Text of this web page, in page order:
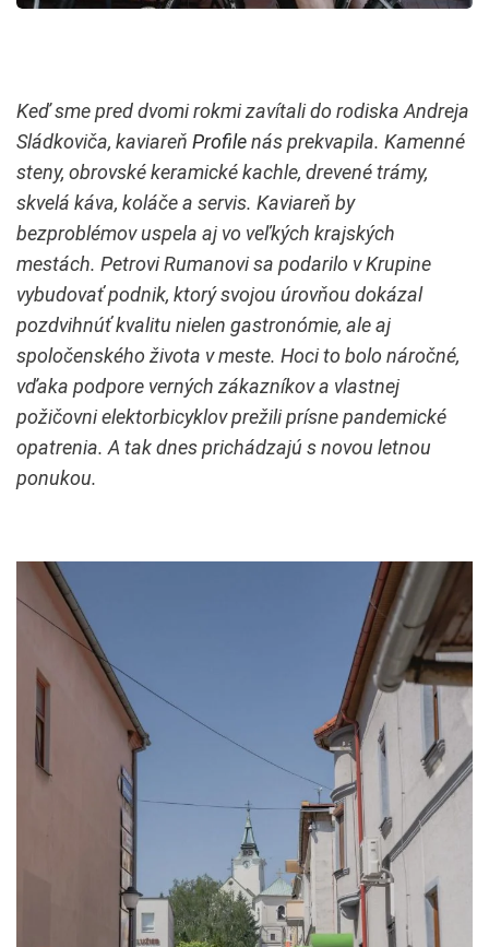
Keď sme pred dvomi rokmi zavítali do rodiska Andreja
Sládkoviča, kaviareň Profilenás prekvapila. Kamenné
steny, obrovské keramické kachle, drevené trámy,
skvelá káva, koláče a servis. Kaviareň by
bezproblémov uspela aj vo veľkých krajských
mestách. Petrovi Rumanovi sa podarilo v Krupine
vybudovať podnik, ktorý svojou úrovňou dokázal
pozdvihnúť kvalitu nielen gastronómie, ale aj
spoločenského života v meste. Hoci to bolo náročné,
vďaka podpore verných zákazníkov a vlastnej
požičovni elektorbicyklov prežili prísne pandemické
opatrenia. A tak dnes prichádzajú s novou letnou
ponukou.